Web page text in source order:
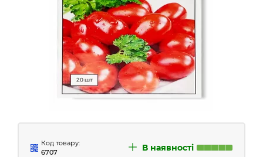
Код товару:
6707
В наявності